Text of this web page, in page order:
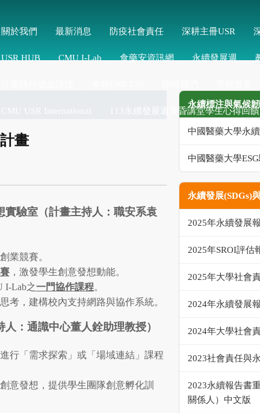
關於我們 最新消息 防疫社會責任 深耕主冊USR
USR HUB CMU I-Lab 食藥安資訊網 永續發展週
113永續發展週黃昏講堂學生心得回饋
畫
驗室（計畫主持人：職安系袁
業競賽。
，激發學生創意發想動能。
I-Lab之一門協作課程。
考，建構校內支持網路與協作系統。
：通識中心董人銓助理教授）
進行「需求探索」或「場域連結」課程
意發想，提供學生團隊創意孵化訓
永續標注與氣候
中國醫藥大學永
中國醫藥大學
永續發展(SDGs)
2025年永續發展
2025年SROI評估
2025年大學社會
2024年永續發展
2024年大學社會
2023社會責任與
2023永續報告書
關係人）中文版